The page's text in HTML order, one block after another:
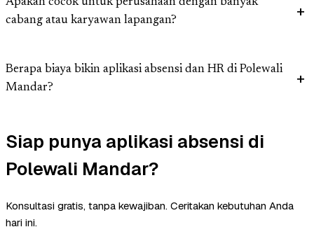
Apakah cocok untuk perusahaan dengan banyak
cabang atau karyawan lapangan?
Berapa biaya bikin aplikasi absensi dan HR di Polewali
Mandar?
Siap punya aplikasi absensi di
Polewali Mandar?
Konsultasi gratis, tanpa kewajiban. Ceritakan kebutuhan Anda
hari ini.